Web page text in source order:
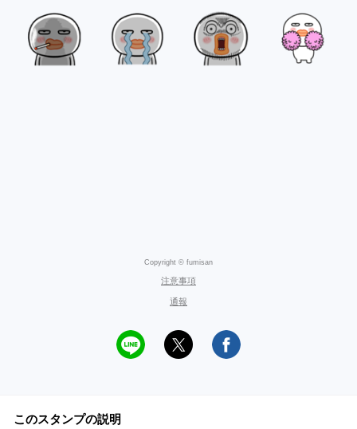
Copyright © fumisan
注意事項
通報
このスタンプの説明